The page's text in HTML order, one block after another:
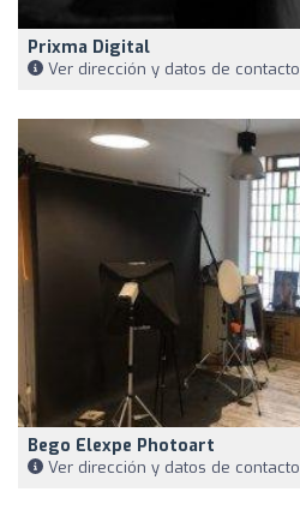
Prixma Digital
Ver dirección y datos de contacto
Bego Elexpe Photoart
Ver dirección y datos de contacto